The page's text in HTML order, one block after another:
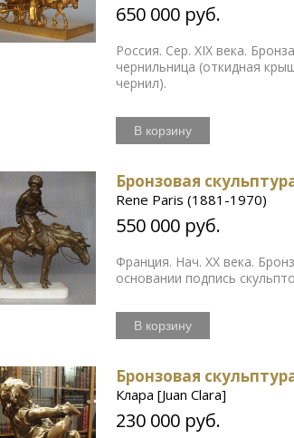
650 000 руб.
Россия. Сер. XIX века.
чернильница (откидная
чернил).
В корзину
Бронзовая
Rene Paris (1881-1970)
550 000 руб.
Франция. Нач. ХХ века.
основании подпись
В корзину
Бронзовая
Клара [Juan Clara]
230 000 руб.